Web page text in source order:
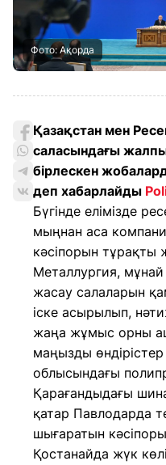
Фото: Ақорда
Қазақстан мен
саласындағы
бірлескен
деп хабарлайды
Бүгінде елімізде
мыңнан аса
кәсіпорын тұрақты
Металлургия,
жасау салаларын
іске асырылып,
жаңа жұмыс орны
маңызды
облысындағы
Қарағандыдағы
қатар Павлодарда
шығаратын
Қостанайда жүк